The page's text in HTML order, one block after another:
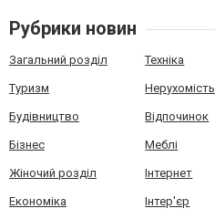
Рубрики новин
Загальний розділ Техніка
Туризм Нерухомість
Будівництво Відпочинок
Бізнес Меблі
Жіночий розділ Інтернет
Економіка Інтер'єр